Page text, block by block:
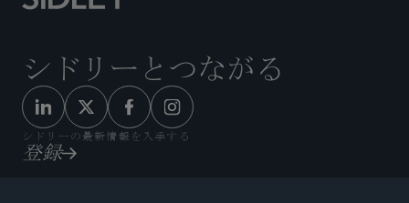
シドリーとつながる
シドリーの最新情報を入手する
登録